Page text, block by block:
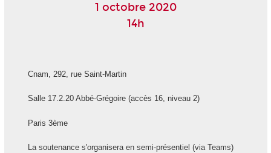
1 octobre 2020
14h
Cnam, 292, rue Saint-Martin
Salle 17.2.20 Abbé-Grégoire (accès 16, niveau 2)
Paris 3ème
La soutenance s'organisera en semi-présentiel (via Teams)